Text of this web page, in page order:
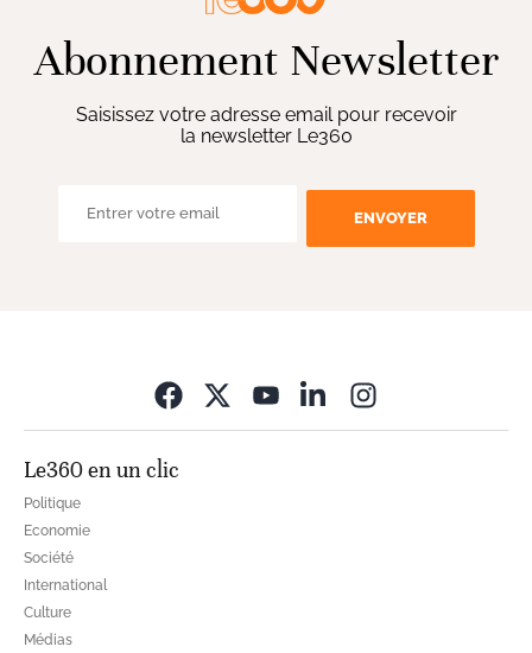
Abonnement Newsletter
Saisissez votre adresse email pour recevoir
la newsletter Le360
ENVOYER
Le360 en un clic
Politique
Economie
Société
International
Culture
Médias